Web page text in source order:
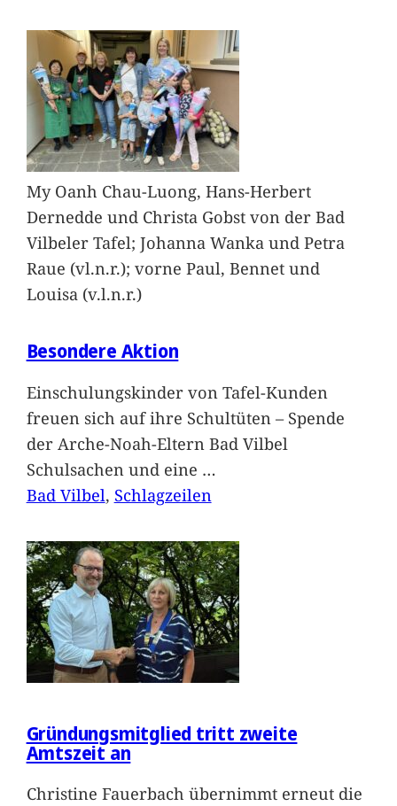
My Oanh Chau-Luong, Hans-Herbert
Dernedde und Christa Gobst von der Bad
Vilbeler Tafel; Johanna Wanka und Petra
Raue (vl.n.r.); vorne Paul, Bennet und
Louisa (v.l.n.r.)
Besondere Aktion
Einschulungskinder von Tafel-Kunden
freuen sich auf ihre Schultüten – Spende
der Arche-Noah-Eltern Bad Vilbel
Schulsachen und eine …
Bad Vilbel, Schlagzeilen
Gründungsmitglied tritt zweite
Amtszeit an
Christine Fauerbach übernimmt erneut die